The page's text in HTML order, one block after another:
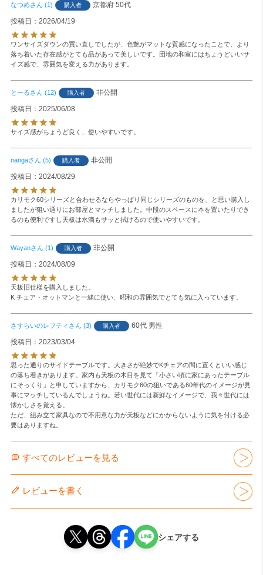
なつめ 1 購入者 京都府 50代
投稿日
2026/04/19
ワンサイズダウンの買い直しでしたが、色艶がマットな質感になったことで、より
落ち着いた存在感がとても品があって美しいです。団地の和室にはちょうどいいサ
イズ感で、雰囲気を変える力があります。
とーる 12 購入者
非公開
投稿日
2025/06/08
サイズ感がちょうど良く、使いやすいです。
nanga 5 購入者
非公開
投稿日
2024/08/29
カリモク60シリーズと合わせるならやっぱり同じシリーズのものを、と思い購入し
ましたが狙い通りにお部屋とマッチしました。中段のスペースに本を置いたりでき
るのも便利ですし天板は水滴もサッと拭けるので使いやすいです。
Wayan 1 購入者
非公開
投稿日
2024/08/09
天板旧仕様を購入しました。
さすらいのレフティ 3 購入者 60代 男性
投稿日
2023/03/04
思った通りのサイドテーブルです。大きさが絶妙でKチェアの間に置くといい感じ
の落ち着きがあります。家内も天板の木目を見て「小さい頃に家にあったテーブル
にそっくり」と申していますから、カリモク60の狙いである60年代のイメージが見
事にマッチしているんでしょうね。若い世代には新鮮なイメージで、我々世代には
懐かしさを覚える。
ただ、組み立て家具なので不用意な力が天板などにかからないように気を付ける必
要はありますね。
すべてのレビューを見る
レビューを書く
シェアする